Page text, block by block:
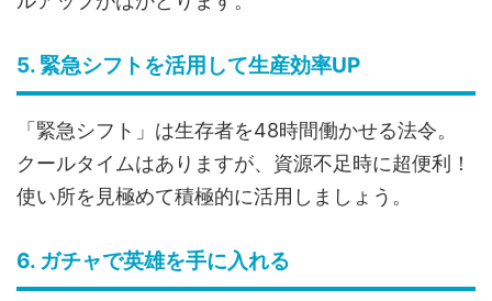
5. 緊急シフトを活用して生産効率UP
「緊急シフト」は生存者を48時間働かせる法令。
クールタイムはありますが、資源不足時に超便利！
使い所を見極めて積極的に活用しましょう。
6. ガチャで英雄を手に入れる